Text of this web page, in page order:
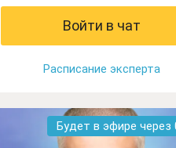
яснознания.Вместе мы сможем
разобраться в волнующей вас
ситуации и найти лучший
Войти в чат
Расписание эксперта
Будет в эфире через